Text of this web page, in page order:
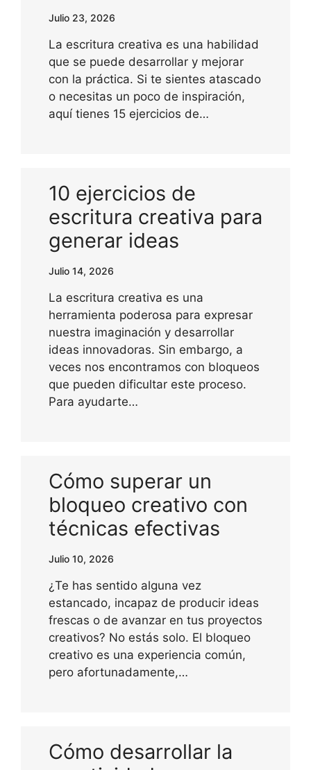
Julio 23, 2026
La escritura creativa es una habilidad
que se puede desarrollar y mejorar
con la práctica. Si te sientes atascado
o necesitas un poco de inspiración,
aquí tienes 15 ejercicios de…
10 ejercicios de
escritura creativa para
generar ideas
Julio 14, 2026
La escritura creativa es una
herramienta poderosa para expresar
nuestra imaginación y desarrollar
ideas innovadoras. Sin embargo, a
veces nos encontramos con bloqueos
que pueden dificultar este proceso.
Para ayudarte…
Cómo superar un
bloqueo creativo con
técnicas efectivas
Julio 10, 2026
¿Te has sentido alguna vez
estancado, incapaz de producir ideas
frescas o de avanzar en tus proyectos
creativos? No estás solo. El bloqueo
creativo es una experiencia común,
pero afortunadamente,…
Cómo desarrollar la